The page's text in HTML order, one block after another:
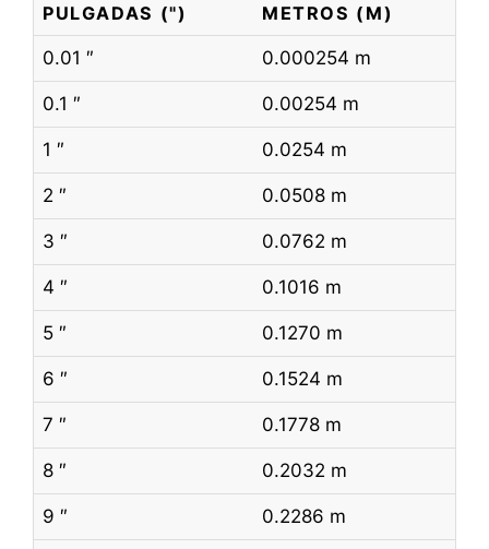
PULGADAS (") METROS (M)
0.01 ″ 0.000254 m
0.1 ″ 0.00254 m
1 ″ 0.0254 m
2 ″ 0.0508 m
3 ″ 0.0762 m
4 ″ 0.1016 m
5 ″ 0.1270 m
6 ″ 0.1524 m
7 ″ 0.1778 m
8 ″ 0.2032 m
9 ″ 0.2286 m